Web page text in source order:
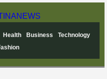
NEWS
Health Business
Technology